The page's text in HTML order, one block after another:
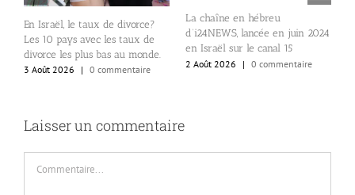
En Israël, le taux de divorce?
Les 10 pays avec les taux de
divorce les plus bas au monde.
3 Août 2026
| 0 commentaire
La chaîne en hébreu
d’i24NEWS, lancée en juin 2024
en Israël sur le canal 15
2 Août 2026
| 0 commentaire
Laisser un commentaire